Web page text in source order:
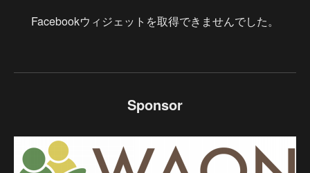
Facebookウィジェットを取得できませんでした。
Sponsor